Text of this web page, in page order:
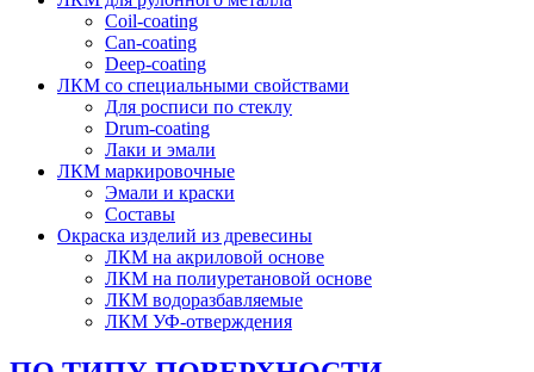
Coil-coating
Can-coating
Deep-coating
ЛКМ со специальными свойствами
Для росписи по стеклу
Drum-coating
Лаки и эмали
ЛКМ маркировочные
Эмали и краски
Составы
Окраска изделий из древесины
ЛКМ на акриловой основе
ЛКМ на полиуретановой основе
ЛКМ водоразбавляемые
ЛКМ УФ-отверждения